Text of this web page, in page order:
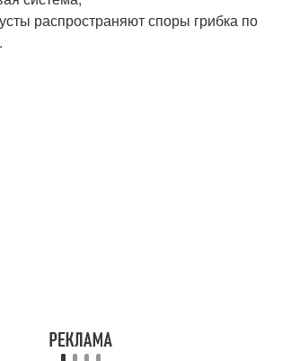
распространяют споры грибка по